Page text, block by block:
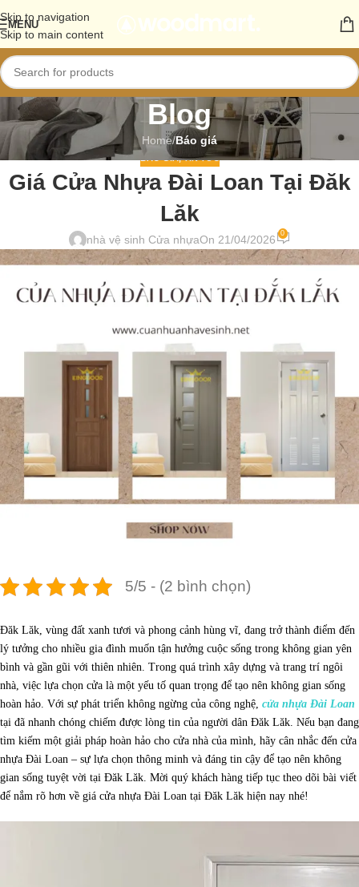
Skip to navigation
Skip to main content
MENU
Blog
Home/Báo giá
BÁO GIÁ,TIN TỨC
Giá Cửa Nhựa Đài Loan Tại Đăk
Lăk
nhà vệ sinh Cửa nhựaOn 21/04/2026 0
5/5 - (2 bình chọn)
Đăk Lăk, vùng đất xanh tươi và phong cảnh hùng vĩ, đang trở thành điểm đến
lý tưởng cho nhiều gia đình muốn tận hưởng cuộc sống trong không gian yên
bình và gần gũi với thiên nhiên. Trong quá trình xây dựng và trang trí ngôi
nhà, việc lựa chọn cửa là một yếu tố quan trọng để tạo nên không gian sống
hoàn hảo. Với sự phát triển không ngừng của công nghệ, cửa nhựa Đài Loan
tại đã nhanh chóng chiếm được lòng tin của người dân Đăk Lăk. Nếu bạn đang
tìm kiếm một giải pháp hoàn hảo cho cửa nhà của mình, hãy cân nhắc đến cửa
nhựa Đài Loan – sự lựa chọn thông minh và đáng tin cậy để tạo nên không
gian sống tuyệt vời tại Đăk Lăk. Mời quý khách hàng tiếp tục theo dõi bài viết
để nắm rõ hơn về giá cửa nhựa Đài Loan tại Đăk Lăk hiện nay nhé!